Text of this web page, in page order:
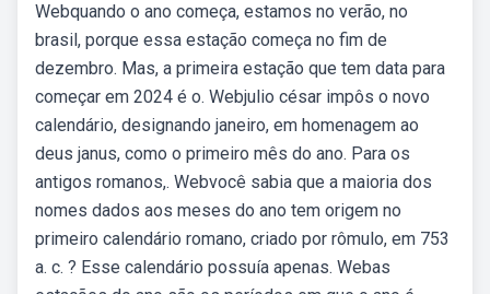
Webquando o ano começa, estamos no verão, no
brasil, porque essa estação começa no fim de
dezembro. Mas, a primeira estação que tem data para
começar em 2024 é o. Webjulio césar impôs o novo
calendário, designando janeiro, em homenagem ao
deus janus, como o primeiro mês do ano. Para os
antigos romanos,. Webvocê sabia que a maioria dos
nomes dados aos meses do ano tem origem no
primeiro calendário romano, criado por rômulo, em 753
a. c. ? Esse calendário possuía apenas. Webas